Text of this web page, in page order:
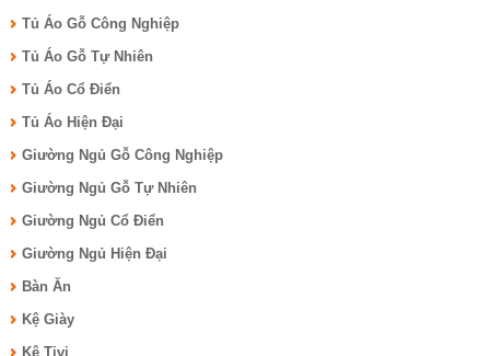
Tủ Áo Gỗ Công Nghiệp
Tủ Áo Gỗ Tự Nhiên
Tủ Áo Cổ Điển
Tủ Áo Hiện Đại
Giường Ngủ Gỗ Công Nghiệp
Giường Ngủ Gỗ Tự Nhiên
Giường Ngủ Cổ Điển
Giường Ngủ Hiện Đại
Bàn Ăn
Kệ Giày
Kệ Tivi